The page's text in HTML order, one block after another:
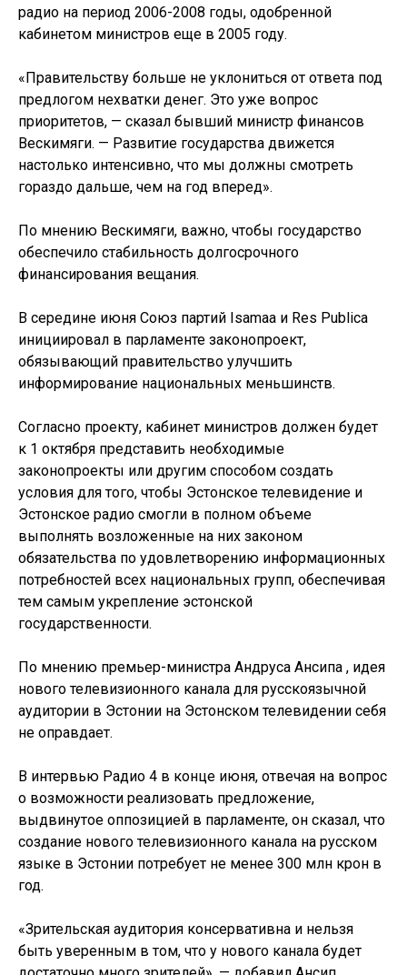
радио на период 2006-2008 годы, одобренной
кабинетом министров еще в 2005 году.
«Правительству больше не уклониться от ответа под
предлогом нехватки денег. Это уже вопрос
приоритетов, — сказал бывший министр финансов
Вескимяги. — Развитие государства движется
настолько интенсивно, что мы должны смотреть
гораздо дальше, чем на год вперед».
По мнению Вескимяги, важно, чтобы государство
обеспечило стабильность долгосрочного
финансирования вещания.
В середине июня Союз партий Isamaa и Res Publica
инициировал в парламенте законопроект,
обязывающий правительство улучшить
информирование национальных меньшинств.
Согласно проекту, кабинет министров должен будет
к 1 октября представить необходимые
законопроекты или другим способом создать
условия для того, чтобы Эстонское телевидение и
Эстонское радио смогли в полном объеме
выполнять возложенные на них законом
обязательства по удовлетворению информационных
потребностей всех национальных групп, обеспечивая
тем самым укрепление эстонской
государственности.
По мнению премьер-министра Андруса Ансипа , идея
нового телевизионного канала для русскоязычной
аудитории в Эстонии на Эстонском телевидении себя
не оправдает.
В интервью Радио 4 в конце июня, отвечая на вопрос
о возможности реализовать предложение,
выдвинутое оппозицией в парламенте, он сказал, что
создание нового телевизионного канала на русском
языке в Эстонии потребует не менее 300 млн крон в
год.
«Зрительская аудитория консервативна и нельзя
быть уверенным в том, что у нового канала будет